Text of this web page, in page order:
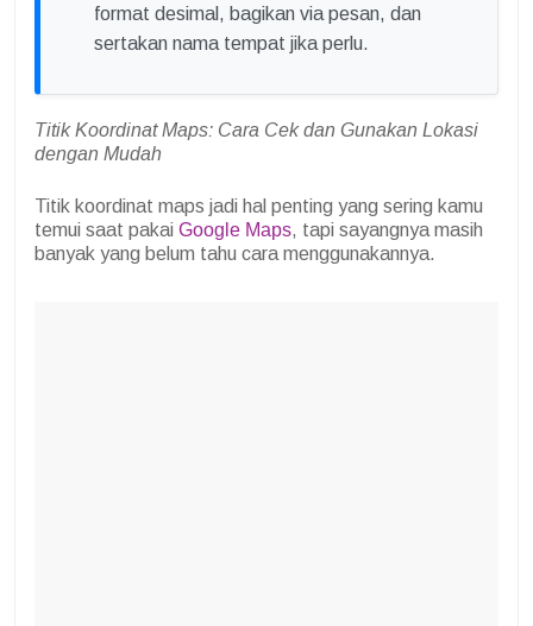
format desimal, bagikan via pesan, dan
sertakan nama tempat jika perlu.
Titik Koordinat Maps: Cara Cek dan Gunakan Lokasi
dengan Mudah
Titik koordinat maps jadi hal penting yang sering kamu
temui saat pakai Google Maps, tapi sayangnya masih
banyak yang belum tahu cara menggunakannya.